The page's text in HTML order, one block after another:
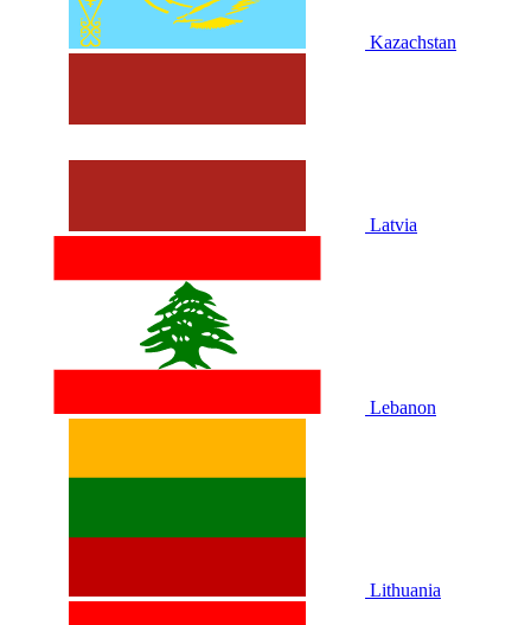
Kazachstan
Latvia
Lebanon
Lithuania